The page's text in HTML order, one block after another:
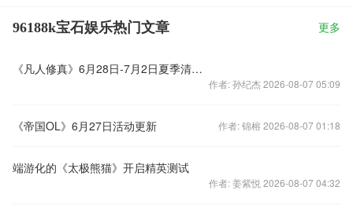
96188k宝石娱乐热门文章 更多
《凡人修真》6月28日-7月2日夏季清凉活动
作者: 孙纪杰 2026-08-07 05:09
《帝国OL》6月27日活动更新 作者: 锦榕 2026-08-07 01:18
端游化的《太极熊猫》开启精英测试
作者: 姜紫悦 2026-08-07 04:32